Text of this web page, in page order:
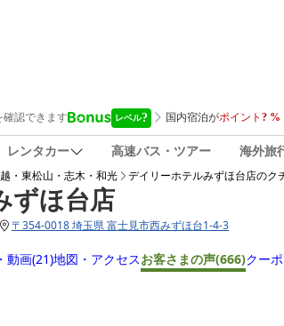
レンタカー 高速バス・ツアー 海外旅
・東松山・志木・和光 デイリーホテルみずほ台店のク
ずほ台店
〒354-0018 埼玉県 富士見市西みずほ台1-4-3
動画(21)地図・アクセスお客さまの声(666)クー